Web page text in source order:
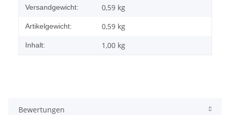
Versandgewicht: 0,59 kg
Artikelgewicht: 0,59 kg
Inhalt: 1,00 kg
Bewertungen